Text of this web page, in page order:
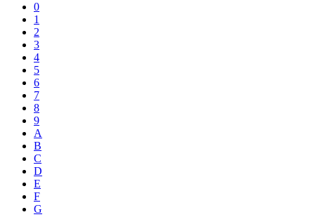
0
1
2
3
4
5
6
7
8
9
A
B
C
D
E
F
G